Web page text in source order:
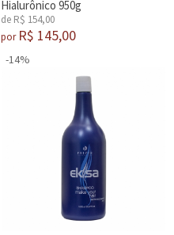
Hialurônico 950g
de R$ 154,00
por R$ 145,00
-14%